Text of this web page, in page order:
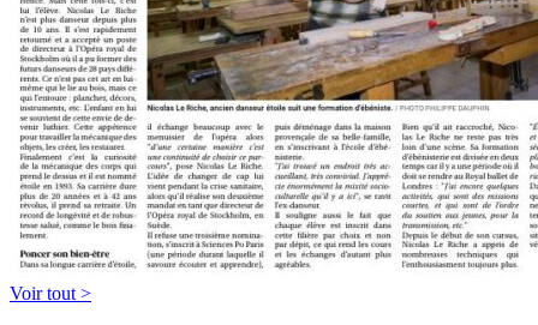
Voir tout >